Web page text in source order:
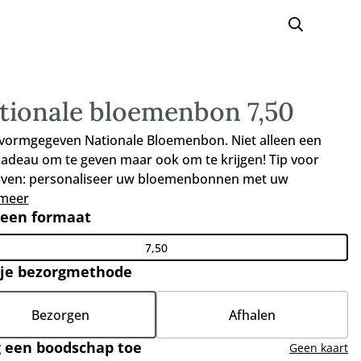
bloemenbon 7,50
Nationale Bloemenbon. Niet alleen een
om te geven maar ook om te krijgen! Tip voor
personaliseer uw bloemenbonnen met uw
e/o boodschap. Bel of mail voor de
formaat
7,50
een boodschap toe Geen kaart
bezorgmethode
Bezorgen Afhalen